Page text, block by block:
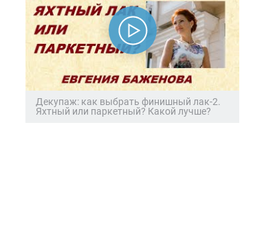
Декупаж: как выбрать финишный лак-2.
Яхтный или паркетный? Какой лучше?